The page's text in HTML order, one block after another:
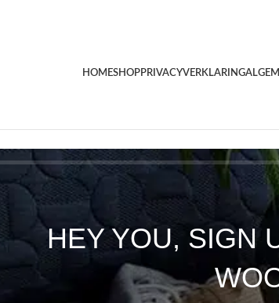
HOMESHOPPRIVACYVERKLARING
HEY YOU, SIGN